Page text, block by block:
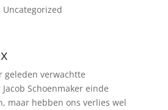
Uncategorized
geleden verwachtte
Schoenmaker einde
maar hebben ons verlies wel